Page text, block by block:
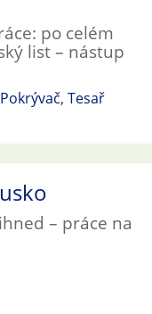
po celém
list – nástup
Pokrývač, Tesař
– práce na